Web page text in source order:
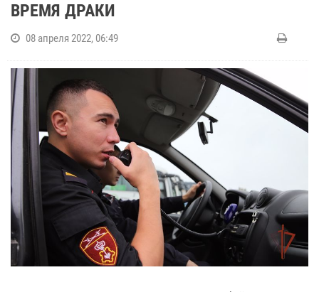
ВРЕМЯ ДРАКИ
08 апреля 2022, 06:49